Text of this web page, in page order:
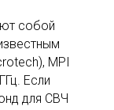
собой
MPI
Если
для СВЧ